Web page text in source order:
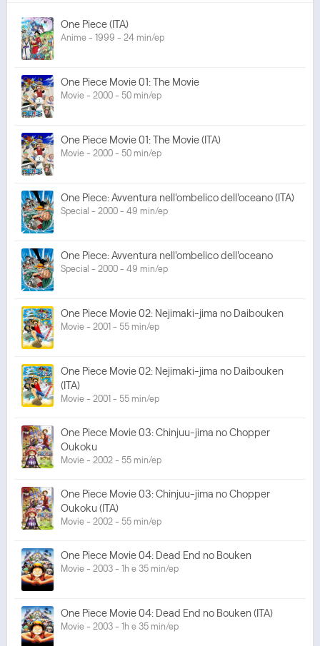
One Piece (ITA)
Anime - 1999 - 24 min/ep
One Piece Movie 01: The Movie
Movie - 2000 - 50 min/ep
One Piece Movie 01: The Movie (ITA)
Movie - 2000 - 50 min/ep
One Piece: Avventura nell'ombelico dell'oceano (ITA)
Special - 2000 - 49 min/ep
One Piece: Avventura nell'ombelico dell'oceano
Special - 2000 - 49 min/ep
One Piece Movie 02: Nejimaki-jima no Daibouken
Movie - 2001 - 55 min/ep
One Piece Movie 02: Nejimaki-jima no Daibouken
(ITA)
Movie - 2001 - 55 min/ep
One Piece Movie 03: Chinjuu-jima no Chopper
Oukoku
Movie - 2002 - 55 min/ep
One Piece Movie 03: Chinjuu-jima no Chopper
Oukoku (ITA)
Movie - 2002 - 55 min/ep
One Piece Movie 04: Dead End no Bouken
Movie - 2003 - 1h e 35 min/ep
One Piece Movie 04: Dead End no Bouken (ITA)
Movie - 2003 - 1h e 35 min/ep